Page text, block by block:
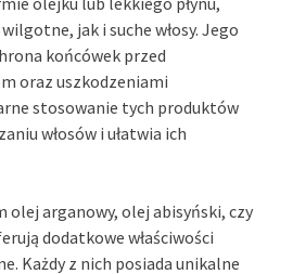
jak i suche włosy. Jego
końcówek przed
oraz uszkodzeniami
stosowanie tych produktów
włosów i ułatwia ich
arganowy, olej abisyński, czy
dodatkowe właściwości
Każdy z nich posiada unikalne